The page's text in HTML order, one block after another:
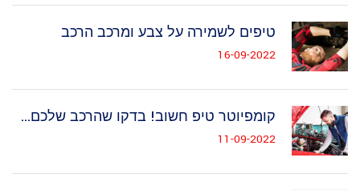
טיפים לשמירה על צבע ומרכב הרכב
16-09-2022
קומפיוטר טיפ חשוב! בדקו שהרכב שלכם...
11-09-2022